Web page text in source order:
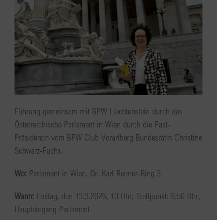
Führung gemeinsam mit BPW Liechtenstein durch das
Österreichische Parlament in Wien durch die Past-
Präsidentin vom BPW Club Vorarlberg Bundesrätin Christine
Schwarz-Fuchs.
Wo: Parlament in Wien, Dr. Karl Renner-Ring 3
Wann: Freitag, den 13.3.2026, 10 Uhr, Treffpunkt: 9.50 Uhr,
Haupteingang Parlament